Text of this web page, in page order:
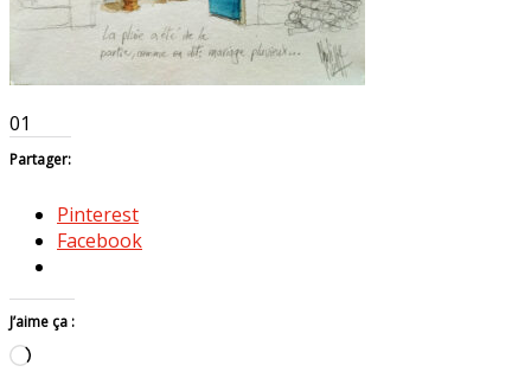
01
Partager:
Pinterest
Facebook
J’aime ça :
Chargement…